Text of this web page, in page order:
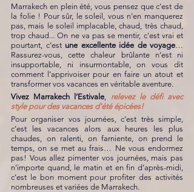
Marrakech en plein été, vous pensez que c'est de
la folie ! Pour sûr, le soleil, vous n’en manquerez
pas, mais le soleil implacable, chaud, très chaud,
trop chaud... On ne va pas se mentir, c'est vrai et
pourtant, c’est une excellente idée de voyage…
Rassurez-vous, cette chaleur brûlante n’est ni
insupportable, ni insurmontable, on vous dit
comment l’apprivoiser pour en faire un atout et
transformer vos vacances en véritable aventure.
Vivez Marrakech l’Estivale, relevez le défi avec
style pour des vacances d'été épicées!
Pour organiser vos journées, c’est très simple,
c’est les vacances alors aux heures les plus
chaudes, on ralenti, on farniente, on prend le
temps, on se met au frais… Ne vous endormez
pas! Vous allez pimenter vos journées, mais pas
n’importe quand, le matin et en fin d’après-midi,
c’est le bon moment pour profiter des activités
nombreuses et variées de Marrakech.